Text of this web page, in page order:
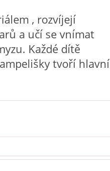
, rozvíjejí
a učí se vnímat
Každé dítě
tvoří hlavní